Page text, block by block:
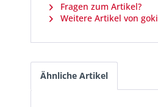
Fragen zum Artikel?
Weitere Artikel von goki
Ähnliche Artikel